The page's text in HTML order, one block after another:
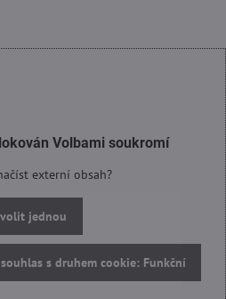
Volbami soukromí
externí obsah?
jednou
s druhem cookie: Funkční